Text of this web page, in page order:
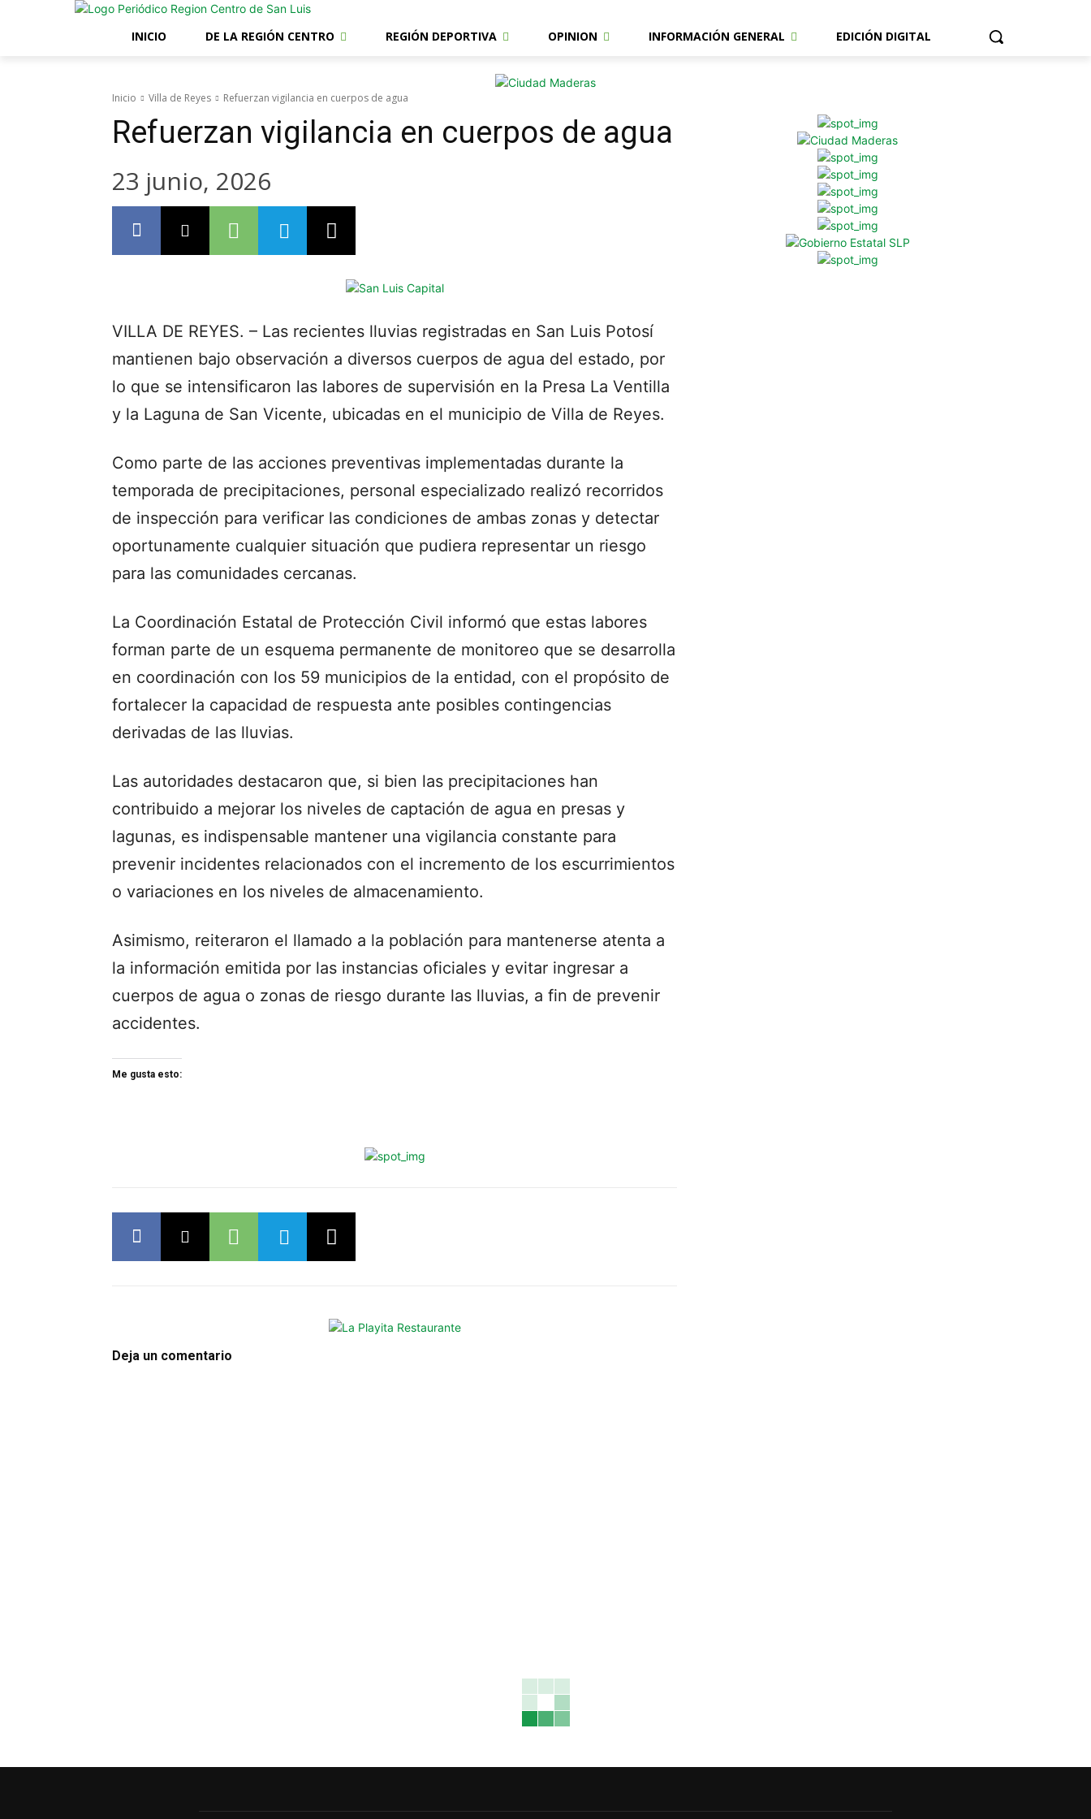
INICIO DE LA REGIÓN CENTRO REGIÓN DEPORTIVA OPINION INFORMACIÓN GENERAL EDICIÓN DIGITAL
Inicio Villa de Reyes Refuerzan vigilancia en cuerpos de agua
Refuerzan vigilancia en cuerpos de agua
23 junio, 2026
VILLA DE REYES. – Las recientes lluvias registradas en San Luis Potosí
mantienen bajo observación a diversos cuerpos de agua del estado, por
lo que se intensificaron las labores de supervisión en la Presa La Ventilla
y la Laguna de San Vicente, ubicadas en el municipio de Villa de Reyes.
Como parte de las acciones preventivas implementadas durante la
temporada de precipitaciones, personal especializado realizó recorridos
de inspección para verificar las condiciones de ambas zonas y detectar
oportunamente cualquier situación que pudiera representar un riesgo
para las comunidades cercanas.
La Coordinación Estatal de Protección Civil informó que estas labores
forman parte de un esquema permanente de monitoreo que se desarrolla
en coordinación con los 59 municipios de la entidad, con el propósito de
fortalecer la capacidad de respuesta ante posibles contingencias
derivadas de las lluvias.
Las autoridades destacaron que, si bien las precipitaciones han
contribuido a mejorar los niveles de captación de agua en presas y
lagunas, es indispensable mantener una vigilancia constante para
prevenir incidentes relacionados con el incremento de los escurrimientos
o variaciones en los niveles de almacenamiento.
Asimismo, reiteraron el llamado a la población para mantenerse atenta a
la información emitida por las instancias oficiales y evitar ingresar a
cuerpos de agua o zonas de riesgo durante las lluvias, a fin de prevenir
accidentes.
Me gusta esto:
Deja un comentario